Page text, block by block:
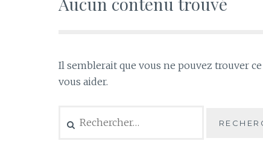
Il semblerait que vous ne pouvez trouver
vous aider.